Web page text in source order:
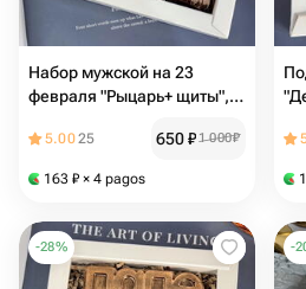
Набор мужской на 23
февраля "Рыцарь+ щиты",
премиального шоколада
5.0025 650₽1 000₽
163 ₽ × 4 pagos
-28% -